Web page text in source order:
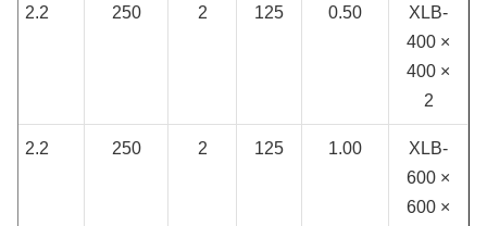
XLB-
400 ×
400 ×
2
0.50
125
2
250
2.2
XLB-
600 ×
600 ×
1.00
125
2
250
2.2